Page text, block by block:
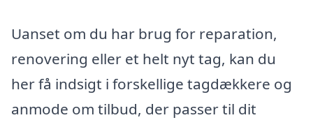
Uanset om du har brug for reparation,
renovering eller et helt nyt tag, kan du
her få indsigt i forskellige tagdækkere og
anmode om tilbud, der passer til dit